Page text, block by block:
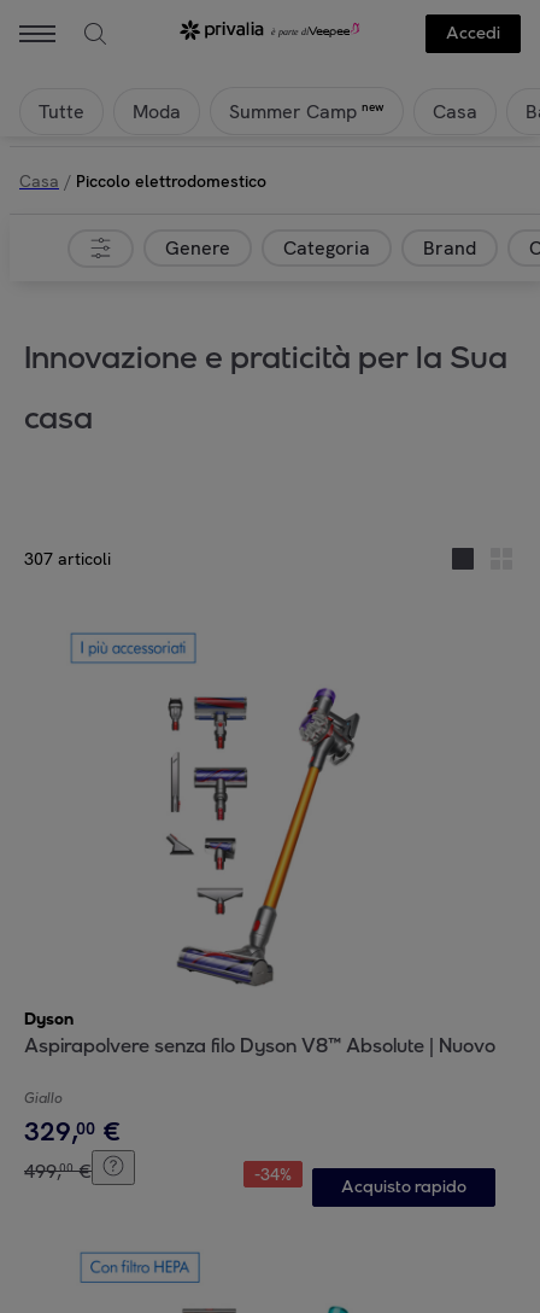
Accedi
Tutte Moda Summer Camp new Casa
Casa / Piccolo elettrodomestico
Genere Categoria Brand
Innovazione e praticità per la Sua
casa
307 articoli
Dyson
Aspirapolvere senza filo Dyson V8™ Absolute | Nuovo
Giallo
329,00 €
499,00 € -34%
Acquisto rapido